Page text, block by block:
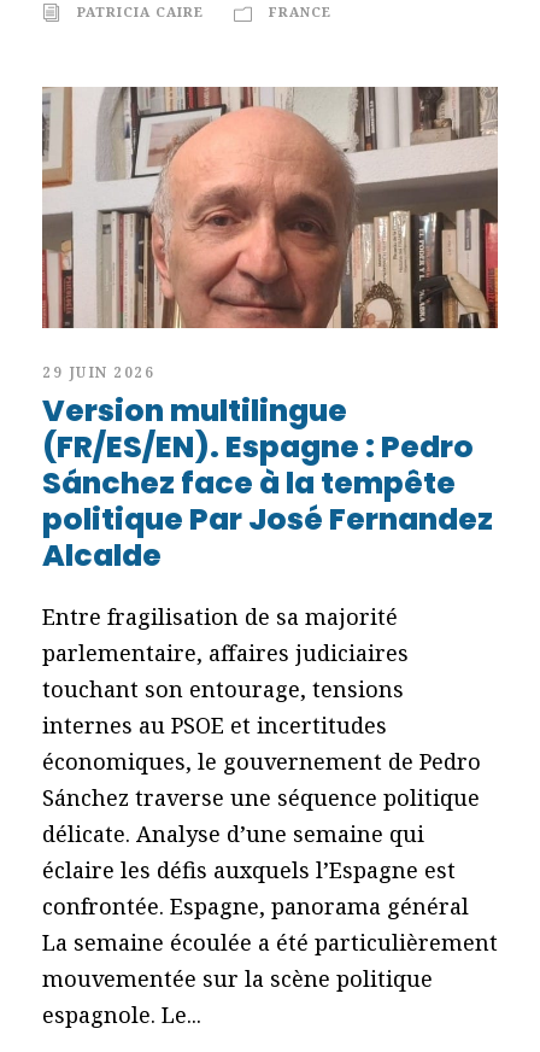
PATRICIA CAIRE FRANCE
29 JUIN 2026
Version multilingue
(FR/ES/EN). Espagne : Pedro
Sánchez face à la tempête
politique Par José Fernandez
Alcalde
Entre fragilisation de sa majorité
parlementaire, affaires judiciaires
touchant son entourage, tensions
internes au PSOE et incertitudes
économiques, le gouvernement de Pedro
Sánchez traverse une séquence politique
délicate. Analyse d’une semaine qui
éclaire les défis auxquels l’Espagne est
confrontée. Espagne, panorama général
La semaine écoulée a été particulièrement
mouvementée sur la scène politique
espagnole. Le...